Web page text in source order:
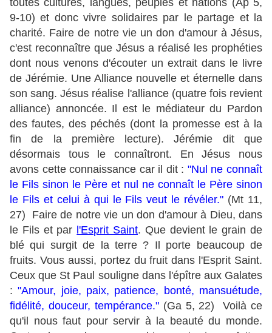
toutes cultures, langues, peuples et nations (Ap 5,
9-10) et donc vivre solidaires par le partage et la
charité. Faire de notre vie un don d'amour à Jésus,
c'est reconnaître que Jésus a réalisé les prophéties
dont nous venons d'écouter un extrait dans le livre
de Jérémie. Une Alliance nouvelle et éternelle dans
son sang. Jésus réalise l'alliance (quatre fois revient
alliance) annoncée. Il est le médiateur du Pardon
des fautes, des péchés (dont la promesse est à la
fin de la première lecture). Jérémie dit que
désormais tous le connaîtront. En Jésus nous
avons cette connaissance car il dit : "Nul ne connaît
le Fils sinon le Père et nul ne connaît le Père sinon
le Fils et celui à qui le Fils veut le révéler." (Mt 11,
27) Faire de notre vie un don d'amour à Dieu, dans
le Fils et par l'Esprit Saint. Que devient le grain de
blé qui surgit de la terre ? Il porte beaucoup de
fruits. Vous aussi, portez du fruit dans l'Esprit Saint.
Ceux que St Paul souligne dans l'épître aux Galates
:"Amour, joie, paix, patience, bonté, mansuétude,
fidélité, douceur, tempérance."(Ga 5, 22) Voilà ce
qu'il nous faut pour servir à la beauté du monde.